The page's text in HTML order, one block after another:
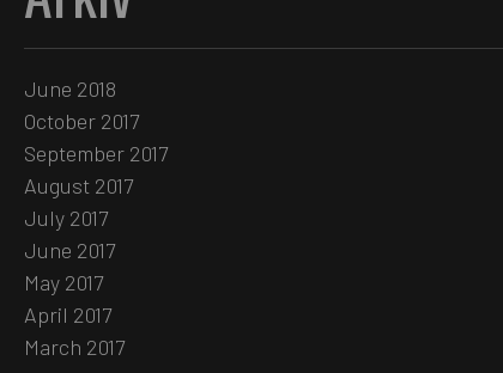
June 2018
October 2017
September 2017
August 2017
July 2017
June 2017
May 2017
April 2017
March 2017